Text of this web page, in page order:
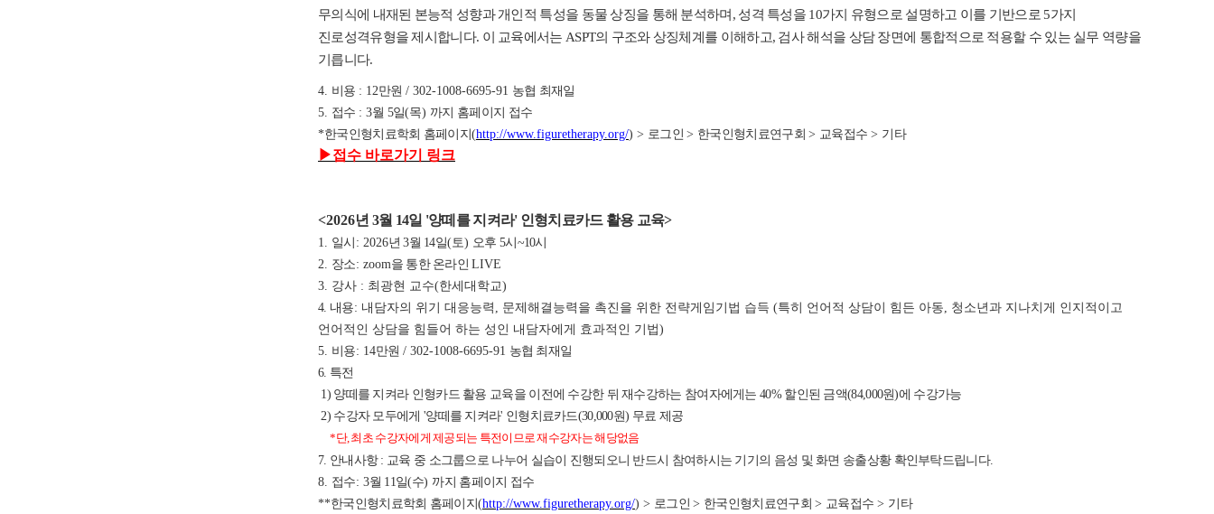
무의식에 내재된 본능적 성향과 개인적 특성을 동물 상징을 통해 분석하며, 성격 특성을 10가지 유형으로 설명하고 이를 기반으로 5가지
진로성격유형을 제시합니다. 이 교육에서는 ASPT의 구조와 상징체계를 이해하고, 검사 해석을 상담 장면에 통합적으로 적용할 수 있는 실무 역량을
기릅니다.
4. 비용 : 12만원 / 302-1008-6695-91 농협 최재일
5. 접수 : 3월 5일(목) 까지 홈페이지 접수
*한국인형치료학회 홈페이지(http://www.figuretherapy.org/) > 로그인> 한국인형치료연구회> 교육접수 > 기타
▶접수 바로가기 링크
<2026년 3월 14일 '양떼를 지켜라' 인형치료카드 활용 교육>
1. 일시: 2026년 3월 14일(토) 오후 5시~10시
2. 장소: zoom을 통한 온라인LIVE
3. 강사 : 최광현 교수(한세대학교)
4. 내용: 내담자의 위기 대응능력, 문제해결능력을 촉진을 위한 전략게임기법 습득 (특히 언어적 상담이 힘든 아동, 청소년과 지나치게 인지적이고
언어적인 상담을 힘들어 하는 성인 내담자에게 효과적인 기법)
5. 비용: 14만원 / 302-1008-6695-91 농협 최재일
6. 특전
1) 양떼를 지켜라 인형카드 활용 교육을 이전에 수강한 뒤 재수강하는 참여자에게는 40% 할인된 금액(84,000원)에 수강가능
2) 수강자 모두에게 '양떼를 지켜라' 인형치료카드(30,000원) 무료 제공
*단, 최초 수강자에게 제공되는 특전이므로 재수강자는 해당없음
7. 안내사항 : 교육 중 소그룹으로 나누어 실습이 진행되오니 반드시 참여하시는 기기의 음성 및 화면 송출상황 확인부탁드립니다.
8. 접수: 3월 11일(수) 까지 홈페이지 접수
**한국인형치료학회 홈페이지(http://www.figuretherapy.org/) > 로그인> 한국인형치료연구회> 교육접수 > 기타